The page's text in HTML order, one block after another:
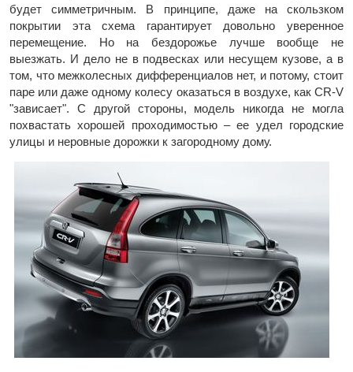
будет симметричным. В принципе, даже на скользком
покрытии эта схема гарантирует довольно уверенное
перемещение. Но на бездорожье лучше вообще не
выезжать. И дело не в подвесках или несущем кузове, а в
том, что межколесных дифференциалов нет, и потому, стоит
паре или даже одному колесу оказаться в воздухе, как CR-V
"зависает". С другой стороны, модель никогда не могла
похвастать хорошей проходимостью – ее удел городские
улицы и неровные дорожки к загородному дому.